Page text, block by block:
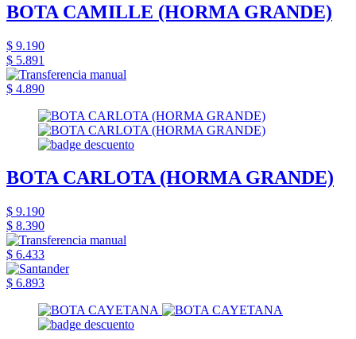
BOTA CAMILLE (HORMA GRANDE)
$ 9.190
$ 5.891
$ 4.890
BOTA CARLOTA (HORMA GRANDE)
$ 9.190
$ 8.390
$ 6.433
$ 6.893